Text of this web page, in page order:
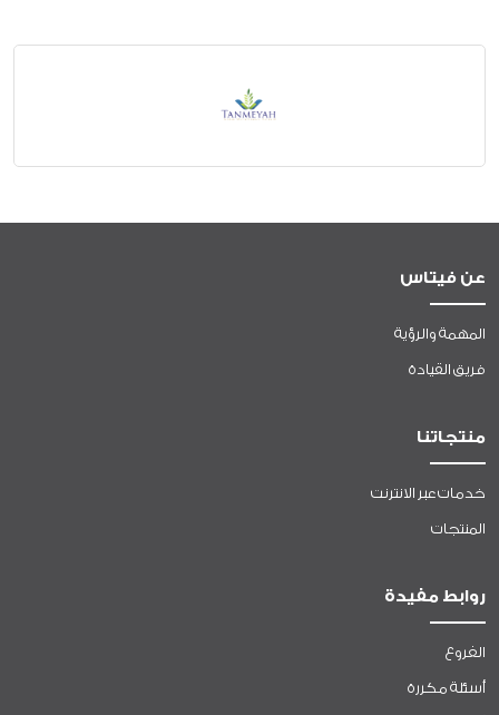
عن فيتاس
المهمة والرؤية
فريق القيادة
منتجاتنا
خدمات عبر الانترنت
المنتجات
روابط مفيدة
الفروع
أسئلة مكررة